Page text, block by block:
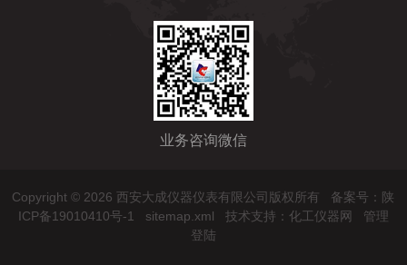
业务咨询微信
Copyright © 2026 西安大成仪器仪表有限公司版权所有 备案号：陕
ICP备19010410号-1
sitemap.xml 技术支持： 化工仪器网
管理
登陆